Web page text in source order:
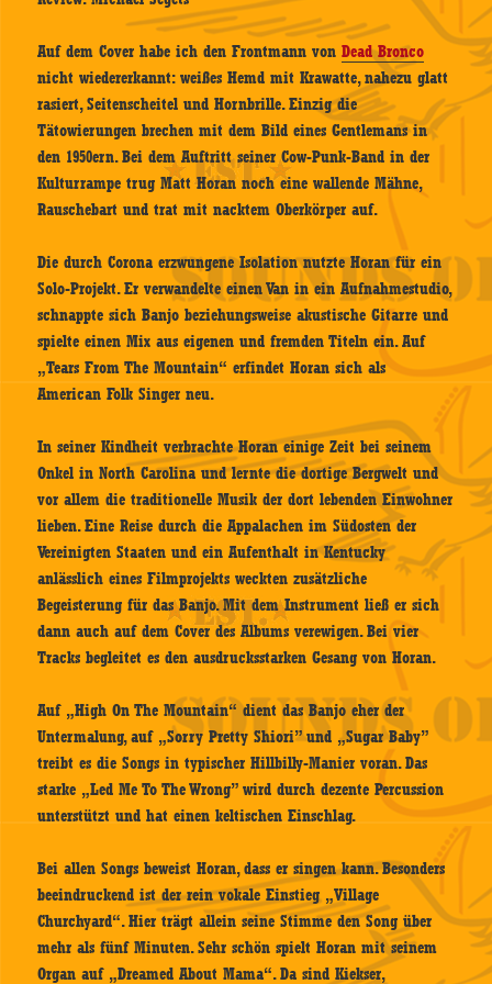
Auf dem Cover habe ich den Frontmann vonDead Bronco
nicht wiedererkannt: weißes Hemd mit Krawatte, nahezu glatt
rasiert, Seitenscheitel und Hornbrille. Einzig die
Tätowierungen brechen mit dem Bild eines Gentlemans in
den 1950ern. Bei dem Auftritt seiner Cow-Punk-Band in der
Kulturrampe trug Matt Horan noch eine wallende Mähne,
Rauschebart und trat mit nacktem Oberkörper auf.
Die durch Corona erzwungene Isolation nutzte Horan für ein
Solo-Projekt. Er verwandelte einen Van in ein Aufnahmestudio,
schnappte sich Banjo beziehungsweise akustische Gitarre und
spielte einen Mix aus eigenen und fremden Titeln ein. Auf
„Tears From The Mountain“ erfindet Horan sich als
American Folk Singer neu.
In seiner Kindheit verbrachte Horan einige Zeit bei seinem
Onkel in North Carolina und lernte die dortige Bergwelt und
vor allem die traditionelle Musik der dort lebenden Einwohner
lieben. Eine Reise durch die Appalachen im Südosten der
Vereinigten Staaten und ein Aufenthalt in Kentucky
anlässlich eines Filmprojekts weckten zusätzliche
Begeisterung für das Banjo. Mit dem Instrument ließ er sich
dann auch auf dem Cover des Albums verewigen. Bei vier
Tracks begleitet es den ausdrucksstarken Gesang von Horan.
Auf „High On The Mountain“ dient das Banjo eher der
Untermalung, auf „Sorry Pretty Shiori” und „Sugar Baby”
treibt es die Songs in typischer Hillbilly-Manier voran. Das
starke „Led Me To The Wrong” wird durch dezente Percussion
unterstützt und hat einen keltischen Einschlag.
Bei allen Songs beweist Horan, dass er singen kann. Besonders
beeindruckend ist der rein vokale Einstieg „Village
Churchyard“. Hier trägt allein seine Stimme den Song über
mehr als fünf Minuten. Sehr schön spielt Horan mit seinem
Organ auf „Dreamed About Mama“. Da sind Kiekser,